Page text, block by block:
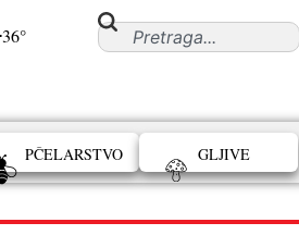
36°
PČELARSTVO GLJIVE